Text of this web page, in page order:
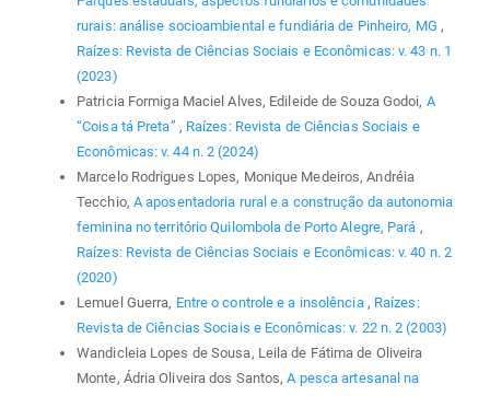
rurais: análise socioambiental e fundiária de Pinheiro, MG ,
Raízes: Revista de Ciências Sociais e Econômicas: v. 43 n. 1
(2023)
Patricia Formiga Maciel Alves, Edileide de Souza Godoi, A
“Coisa tá Preta” , Raízes: Revista de Ciências Sociais e
Econômicas: v. 44 n. 2 (2024)
Marcelo Rodrigues Lopes, Monique Medeiros, Andréia
Tecchio, A aposentadoria rural e a construção da autonomia
feminina no território Quilombola de Porto Alegre, Pará ,
Raízes: Revista de Ciências Sociais e Econômicas: v. 40 n. 2
(2020)
Lemuel Guerra, Entre o controle e a insolência , Raízes:
Revista de Ciências Sociais e Econômicas: v. 22 n. 2 (2003)
Wandicleia Lopes de Sousa, Leila de Fátima de Oliveira
Monte, Ádria Oliveira dos Santos,A pesca artesanal na